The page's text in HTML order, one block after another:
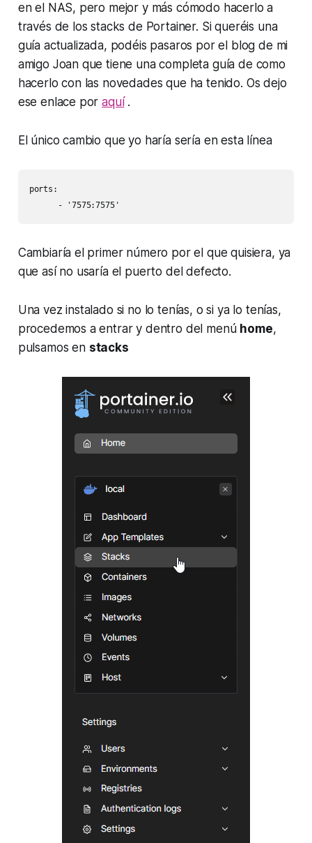
en el NAS, pero mejor y más cómodo hacerlo a
través de los stacks de Portainer. Si queréis una
guía actualizada, podéis pasaros por el blog de mi
amigo Joan que tiene una completa guía de como
hacerlo con las novedades que ha tenido. Os dejo
ese enlace poraquí.
El único cambio que yo haría sería en esta línea
ports:
      - '7575:7575'
Cambiaría el primer número por el que quisiera, ya
que así no usaría el puerto del defecto.
Una vez instalado si no lo tenías, o si ya lo tenías,
procedemos a entrar y dentro del menú home,
pulsamos en stacks